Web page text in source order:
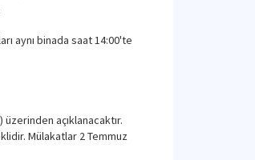
aynı binada saat 14:00'te
açıklanacaktır.
Mülakatlar 2 Temmuz